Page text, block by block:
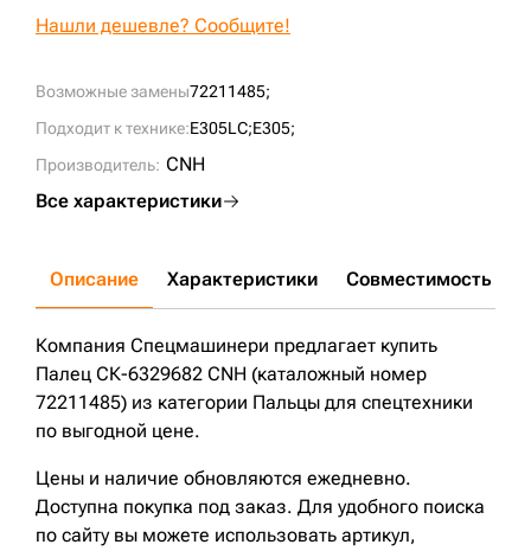
Возможные замены72211485;
Подходит к технике:E305LC;E305;
Производитель: CNH
Все характеристики
Нашли дешевле? Сообщите!
Описание Характеристики Совместимость
Компания Спецмашинери предлагает купить
Палец СК-6329682 CNH (каталожный номер
72211485) из категории Пальцы для спецтехники
по выгодной цене.
Цены и наличие обновляются ежедневно.
Доступна покупка под заказ. Для удобного поиска
по сайту вы можете использовать артикул,